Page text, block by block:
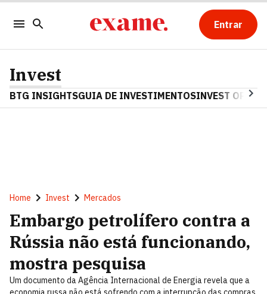
Entrar
Invest
BTG INSIGHTSGUIA DE INVESTIMENTOSINVEST OPINA
Home Invest Mercados
Embargo petrolífero contra a
Rússia não está funcionando,
mostra pesquisa
Um documento da Agência Internacional de Energia revela que a